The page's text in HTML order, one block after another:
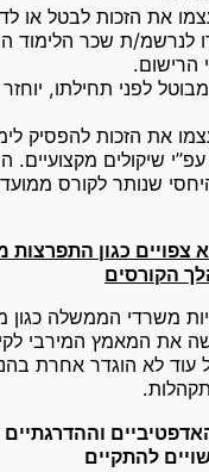
את הזכות לבטל או
לנרשמ/ת שכר הלימוד
הרישום.
לפני תחילתו,
את הזכות להפסיק
שיקולים מקצועיים.
שנותר לקורס
צפויים כגון התפרצות
הקורסים
משרדי הממשלה כגון
את המאמץ המירבי
עוד לא הוגדר אחרת
להתקיים